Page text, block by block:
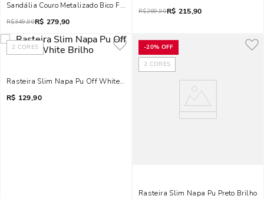
Sandália Couro Metalizado Bico Folha Brilho Strass Salto Taça Cinza
R$349,90R$ 279,90
R$269,90R$ 215,90
2 CORES
Rasteira Slim Napa Pu Off White Brilho
R$ 129,90
-20% OFF
2 CORES
Rasteira Slim Napa Pu Preto Brilho